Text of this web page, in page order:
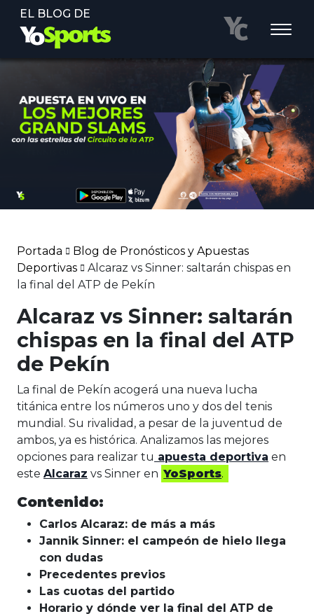
EL BLOG DE
Portada
Blog de Pronósticos y Apuestas
Deportivas
Alcaraz vs Sinner: saltarán chispas en
la final del ATP de Pekín
Alcaraz vs Sinner: saltarán
chispas en la final del ATP
de Pekín
La final de Pekín acogerá una nueva lucha
titánica entre los números uno y dos del tenis
mundial. Su rivalidad, a pesar de la juventud de
ambos, ya es histórica. Analizamos las mejores
opciones para realizar tu apuesta deportiva en
este Alcaraz vs Sinner en YoSports.
Contenido:
Carlos Alcaraz: de más a más
Jannik Sinner: el campeón de hielo llega
con dudas
Precedentes previos
Las cuotas del partido
Horario y dónde ver la final del ATP de